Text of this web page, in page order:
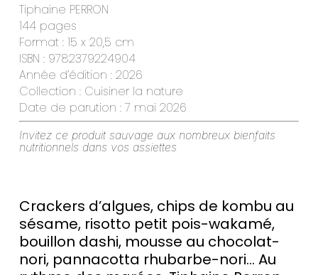
Tiphaine PERRON
144 pages
Format : 15 x 20,5 cm
ISBN : 9782379224904
Année d’édition : 2026
Collection : Cuisiner la nature
Date de parution : 7 mai 2026
Invitez ce produit sauvage aux nombreux bienfaits
nutritionnels dans vos assiettes
Crackers d’algues, chips de kombu au
sésame, risotto petit pois-wakamé,
bouillon dashi, mousse au chocolat-
nori, pannacotta rhubarbe-nori… Au